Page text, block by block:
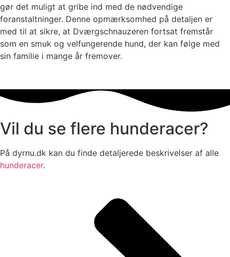
gør det muligt at gribe ind med de nødvendige
foranstaltninger. Denne opmærksomhed på detaljen er
med til at sikre, at Dværgschnauzeren fortsat fremstår
som en smuk og velfungerende hund, der kan følge med
sin familie i mange år fremover.
Vil du se flere hunderacer?
På dyrnu.dk kan du finde detaljerede beskrivelser af alle
hunderacer.